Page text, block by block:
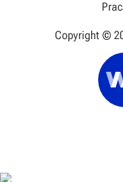
Copyright ©